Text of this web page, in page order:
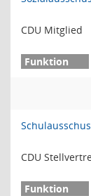
CDU Mitglied
CDU